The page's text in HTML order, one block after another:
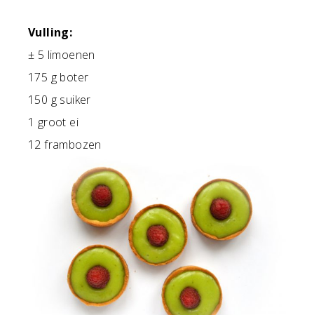
Vulling:
± 5 limoenen
175 g boter
150 g suiker
1 groot ei
12 frambozen